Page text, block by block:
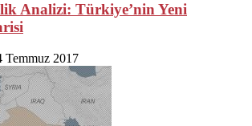
Analizi: Türkiye’nin Yeni
Temmuz 2017